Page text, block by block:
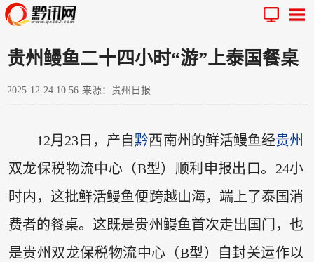
贵州鳗鱼二十四小时“游”上泰国餐桌
2025-12-24 10:56 来源：贵州日报
12月23日，产自 黔西南州的鲜活鳗鱼经贵州
双龙保税物流中心（B型）顺利申报出口。24小
时内，这批鲜活鳗鱼便跨越山海，端上了泰国消
费者的餐桌。这既是贵州鳗鱼首次走出国门，也
是贵州双龙保税物流中心（B型）自封关运作以